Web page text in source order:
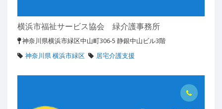
横浜市福祉サービス協会 緑介護事務所
神奈川県横浜市緑区中山町306-5 静銀中山ビル3階
神奈川県 横浜市緑区
居宅介護支援